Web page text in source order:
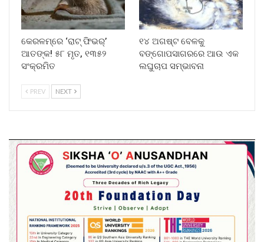
କେରଳମ୍‌ରେ ‘ରାଟ୍ ଫିଭର୍’
ଆତଙ୍କ! ୫୮ ମୃତ, ୧୩୫୨
ସଂକ୍ରମିତ
୧୪ ଅଗଷ୍ଟ ବେଳକୁ
ବଙ୍ଗୋପସାଗରରେ ଆଉ ଏକ
ଲଘୁଚାପ ସମ୍ଭାବନା
PREV NEXT